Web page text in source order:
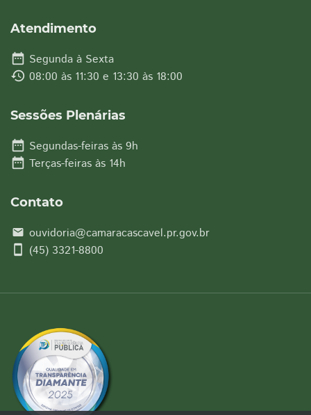
Atendimento
date_range Segunda à Sexta
history 08:00 às 11:30 e 13:30 às 18:00
Sessões Plenárias
date_range Segundas-feiras às 9h
date_range Terças-feiras às 14h
Contato
email ouvidoria@camaracascavel.pr.gov.br
smartphone (45) 3321-8800